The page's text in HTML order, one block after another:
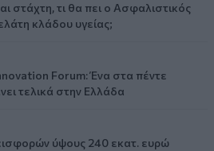
στάχτη, τι θα πει ο Ασφαλιστικός
κλάδου υγείας;
Forum: Ένα στα πέντε
τελικά στην Ελλάδα
ύψους 240 εκατ. ευρώ